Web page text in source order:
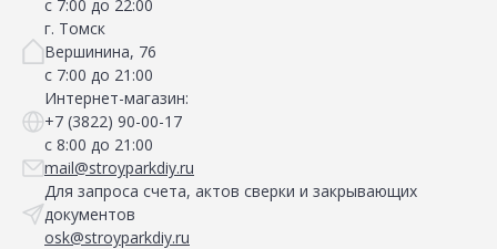
с 7:00 до 22:00
г. Томск
Вершинина, 76
с 7:00 до 21:00
Интернет-магазин:
+7 (3822) 90-00-17
с 8:00 до 21:00
mail@stroyparkdiy.ru
Для запроса счета, актов сверки и закрывающих
документов
osk@stroyparkdiy.ru